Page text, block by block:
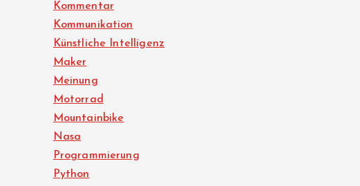
Kommentar
Kommunikation
Künstliche Intelligenz
Maker
Meinung
Motorrad
Mountainbike
Nasa
Programmierung
Python